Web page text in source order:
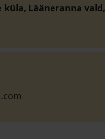
küla, Lääneranna vald,